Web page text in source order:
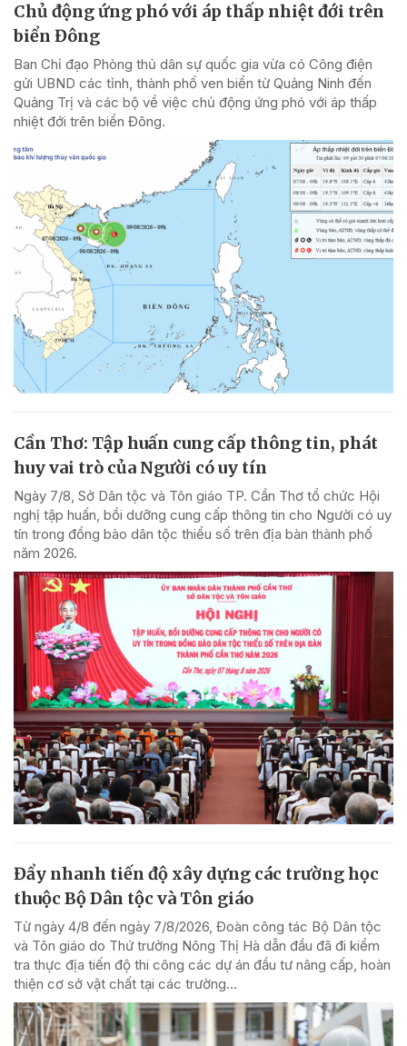
Chủ động ứng phó với áp thấp nhiệt đới trên
biển Đông
Ban Chỉ đạo Phòng thủ dân sự quốc gia vừa có Công điện
gửi UBND các tỉnh, thành phố ven biển từ Quảng Ninh đến
Quảng Trị và các bộ về việc chủ động ứng phó với áp thấp
nhiệt đới trên biển Đông.
Cần Thơ: Tập huấn cung cấp thông tin, phát
huy vai trò của Người có uy tín
Ngày 7/8, Sở Dân tộc và Tôn giáo TP. Cần Thơ tổ chức Hội
nghị tập huấn, bồi dưỡng cung cấp thông tin cho Người có uy
tín trong đồng bào dân tộc thiểu số trên địa bàn thành phố
năm 2026.
Đẩy nhanh tiến độ xây dựng các trường học
thuộc Bộ Dân tộc và Tôn giáo
Từ ngày 4/8 đến ngày 7/8/2026, Đoàn công tác Bộ Dân tộc
và Tôn giáo do Thứ trưởng Nông Thị Hà dẫn đầu đã đi kiểm
tra thực địa tiến độ thi công các dự án đầu tư nâng cấp, hoàn
thiện cơ sở vật chất tại các trường...